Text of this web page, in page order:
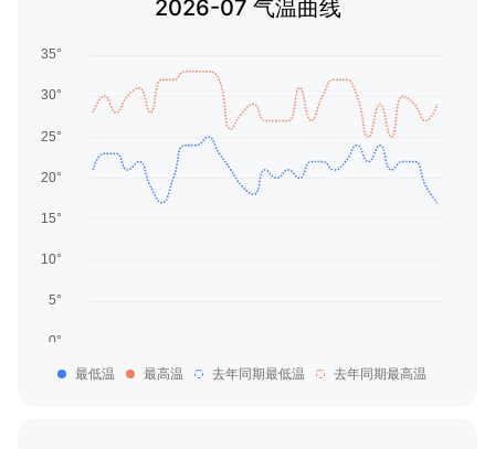
2026-07 气温曲线
最低温 最高温 去年同期最低温 去年同期最高温